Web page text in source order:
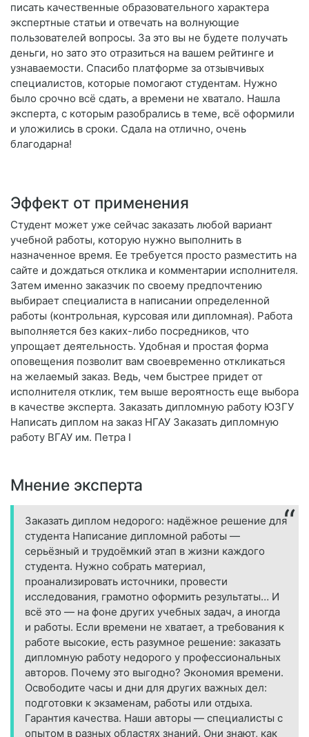
писать качественные образовательного характера
экспертные статьи и отвечать на волнующие
пользователей вопросы. За это вы не будете получать
деньги, но зато это отразиться на вашем рейтинге и
узнаваемости. Спасибо платформе за отзывчивых
специалистов, которые помогают студентам. Нужно
было срочно всё сдать, а времени не хватало. Нашла
эксперта, с которым разобрались в теме, всё оформили
и уложились в сроки. Сдала на отлично, очень
благодарна!
Эффект от применения
Студент может уже сейчас заказать любой вариант
учебной работы, которую нужно выполнить в
назначенное время. Ее требуется просто разместить на
сайте и дождаться отклика и комментарии исполнителя.
Затем именно заказчик по своему предпочтению
выбирает специалиста в написании определенной
работы (контрольная, курсовая или дипломная). Работа
выполняется без каких-либо посредников, что
упрощает деятельность. Удобная и простая форма
оповещения позволит вам своевременно откликаться
на желаемый заказ. Ведь, чем быстрее придет от
исполнителя отклик, тем выше вероятность еще выбора
в качестве эксперта. Заказать дипломную работу ЮЗГУ
Написать диплом на заказ НГАУ Заказать дипломную
работу ВГАУ им. Петра I
Мнение эксперта
Заказать диплом недорого: надёжное решение для
студента Написание дипломной работы —
серьёзный и трудоёмкий этап в жизни каждого
студента. Нужно собрать материал,
проанализировать источники, провести
исследования, грамотно оформить результаты… И
всё это — на фоне других учебных задач, а иногда
и работы. Если времени не хватает, а требования к
работе высокие, есть разумное решение: заказать
дипломную работу недорого у профессиональных
авторов. Почему это выгодно? Экономия времени.
Освободите часы и дни для других важных дел:
подготовки к экзаменам, работы или отдыха.
Гарантия качества. Наши авторы — специалисты с
опытом в разных областях знаний. Они знают, как